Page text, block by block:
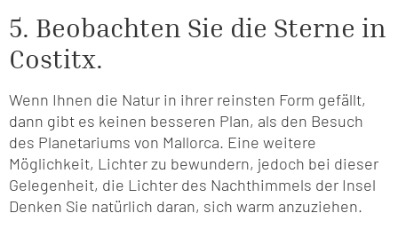
5. Beobachten Sie die Sterne in
Costitx.
Wenn Ihnen die Natur in ihrer reinsten Form gefällt,
dann gibt es keinen besseren Plan, als den Besuch
des Planetariums von Mallorca. Eine weitere
Möglichkeit, Lichter zu bewundern, jedoch bei dieser
Gelegenheit, die Lichter des Nachthimmels der Insel
Denken Sie natürlich daran, sich warm anzuziehen.